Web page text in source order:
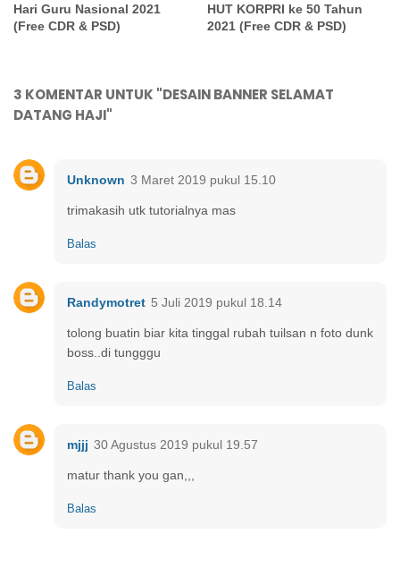
Hari Guru Nasional 2021
(Free CDR & PSD)
HUT KORPRI ke 50 Tahun
2021 (Free CDR & PSD)
3 KOMENTAR UNTUK "DESAIN BANNER SELAMAT
DATANG HAJI"
Unknown 3 Maret 2019 pukul 15.10
trimakasih utk tutorialnya mas
Balas
Randymotret 5 Juli 2019 pukul 18.14
tolong buatin biar kita tinggal rubah tuilsan n foto dunk
boss..di tungggu
Balas
mjjj 30 Agustus 2019 pukul 19.57
matur thank you gan,,,
Balas